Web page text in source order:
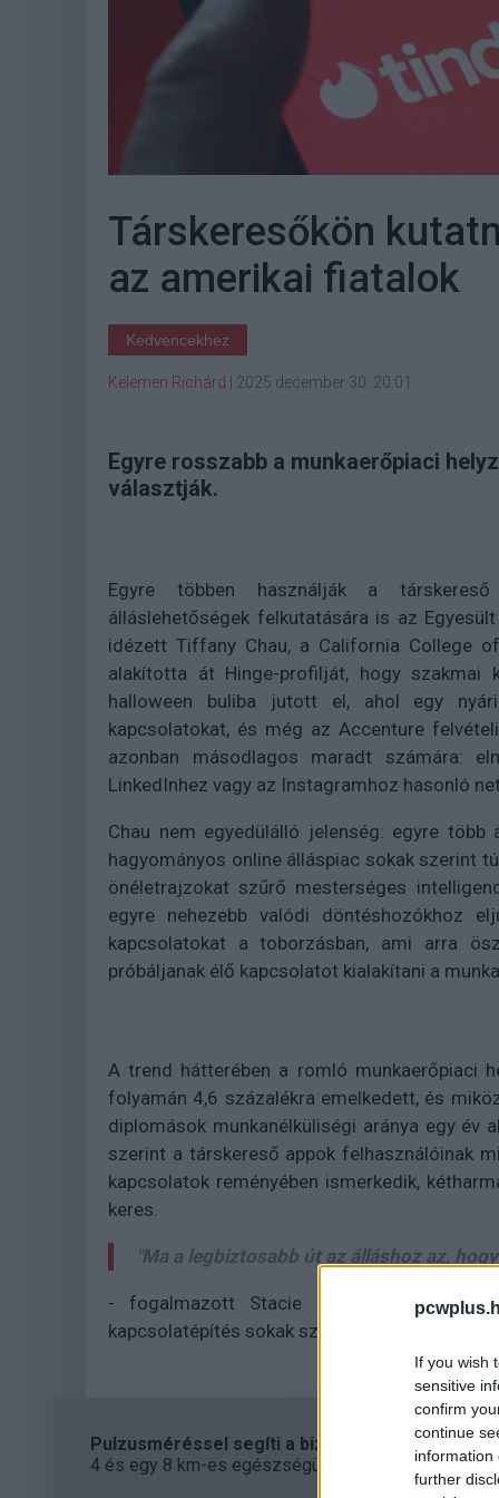
If you wish
sensitive
confirm
continue
information
further
Társkeresőkön
az amerikai fiatalok
Kedvencekhez
Kelemen Richárd 2025 december 30. 20:01
Egyre rosszabb a munkaerőpiaci
választják.
Egyre többen használják a társkereső
álláslehetőségek felkutatására is az
idézett Tiffany Chau, a California College
alakította át Hinge-profilját, hogy szakmai
halloween buliba jutott el, ahol egy nyári
kapcsolatokat, és még az Accenture
azonban másodlagos maradt számára:
LinkedInhez vagy az Instagramhoz hasonló
Chau nem egyedülálló jelenség: egyre
hagyományos online álláspiac sokak szerint
önéletrajzokat szűrő mesterséges
egyre nehezebb valódi döntéshozókhoz
kapcsolatokat a toborzásban, ami arra
próbáljanak élő kapcsolatot kialakítani a
A trend hátterében a romló munkaerőpiaci
folyamán 4,6 százalékra emelkedett, és
diplomások munkanélküliségi aránya egy
szerint a társkereső appok felhasználóinak
kapcsolatok reményében ismerkedik,
keres.
"Ma a legbiztosabb út az álláshoz az,
- fogalmazott Stacie Haller, a
kapcsolatépítés sokak számára az egyetlen
Pulzusméréssel segíti a biztonságos mozgást
4 és egy 8 km-es egészségügyi tanösvény nyílt